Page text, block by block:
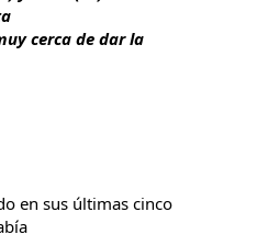
cerca de dar la
en sus últimas cinco